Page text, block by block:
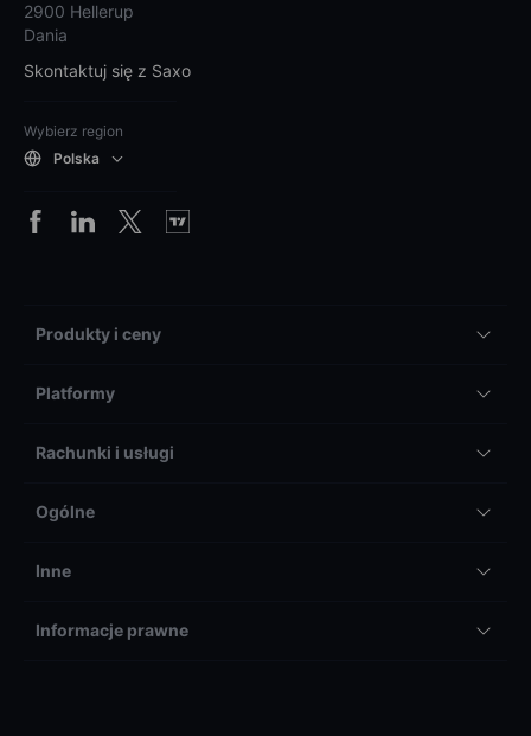
2900 Hellerup
Dania
Skontaktuj się z Saxo
Wybierz region
Polska
Produkty i ceny
Platformy
Rachunki i usługi
Ogólne
Inne
Informacje prawne